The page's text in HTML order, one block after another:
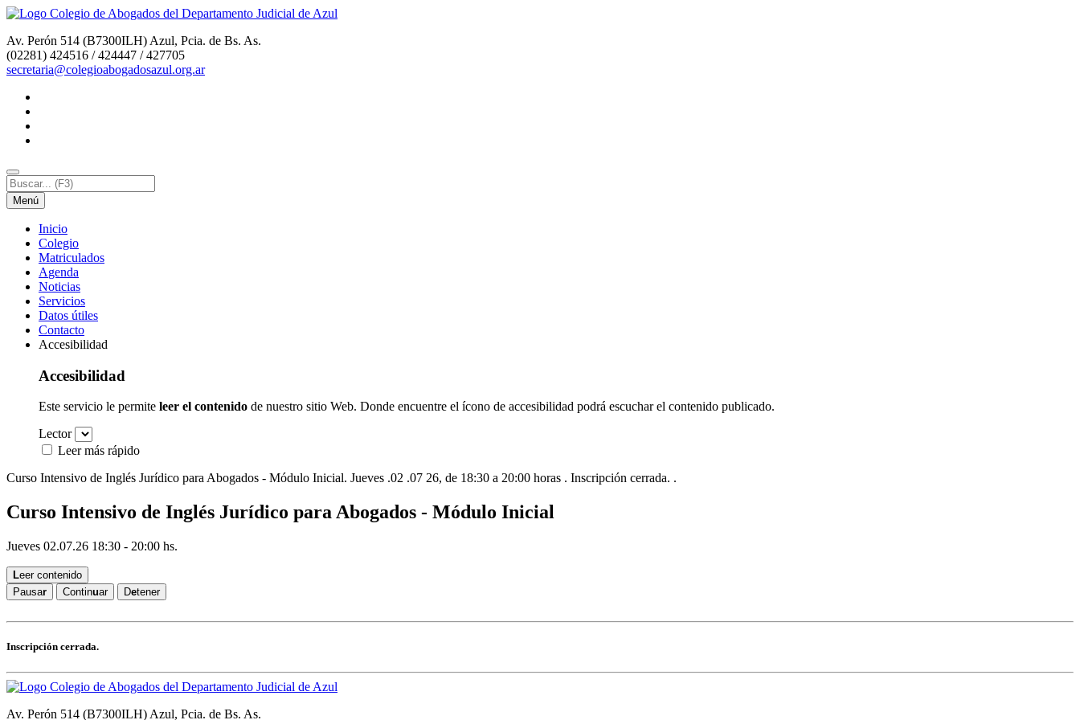
Av. Perón 514 (B7300ILH) Azul, Pcia. de Bs. As.
(02281) 424516 / 424447 / 427705
secretaria@colegioabogadosazul.org.ar
Menú
Inicio
Colegio
Matriculados
Agenda
Noticias
Servicios
Datos útiles
Contacto
Accesibilidad
Accesibilidad
Este servicio le permite leer el contenido de nuestro sitio Web. Donde encuentre el ícono de accesibilidad podrá escuchar el contenido publicado.
Lector
Leer más rápido
Curso Intensivo de Inglés Jurídico para Abogados - Módulo Inicial. Jueves .02 .07 26, de 18:30 a 20:00 horas . Inscripción cerrada. .
Curso Intensivo de Inglés Jurídico para Abogados - Módulo Inicial
Jueves 02.07.26 18:30 - 20:00 hs.
Leer contenido
Pausar Continuar Detener
Inscripción cerrada.
Av. Perón 514 (B7300ILH) Azul, Pcia. de Bs. As.